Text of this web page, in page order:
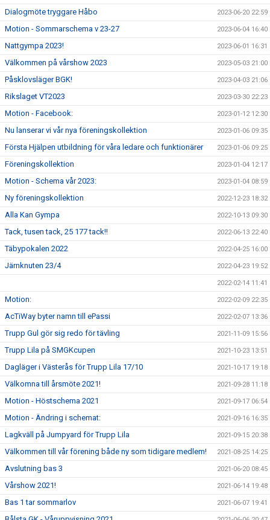
Dialogmöte tryggare Håbo 2023-06-20 22:59
Motion - Sommarschema v 23-27 2023-06-04 16:40
Nattgympa 2023! 2023-06-01 16:31
Välkommen på vårshow 2023 2023-05-03 21:00
Påsklovsläger BGK! 2023-04-03 21:06
Rikslaget VT2023 2023-03-30 22:23
Motion - Facebook: 2023-01-12 12:30
Nu lanserar vi vår nya föreningskollektion 2023-01-06 09:35
Första Hjälpen utbildning för våra ledare och funktionärer 2023-01-06 09:25
Föreningskollektion 2023-01-04 12:17
Motion - Schema vår 2023: 2023-01-04 08:59
Ny föreningskollektion 2022-12-23 18:32
Alla Kan Gympa 2022-10-13 09:30
Tack, tusen tack, 25 177 tack!! 2022-06-13 22:40
Täbypokalen 2022 2022-04-25 16:00
Järnknuten 23/4 2022-04-23 19:52
2022-02-14 11:41
Motion: 2022-02-09 22:35
AcTiWay byter namn till ePassi 2022-02-07 13:36
Trupp Gul gör sig redo för tävling 2021-11-09 15:56
Trupp Lila på SMGKcupen 2021-10-23 13:51
Dagläger i Västerås för Trupp Lila 17/10 2021-10-17 19:18
Välkomna till årsmöte 2021! 2021-09-28 11:18
Motion - Höstschema 2021 2021-09-17 06:54
Motion - Ändring i schemat: 2021-09-16 16:35
Lagkväll på Jumpyard för Trupp Lila 2021-09-15 20:38
Välkommen till vår förening både ny som tidigare medlem! 2021-08-25 14:25
Avslutning bas 3 2021-06-20 08:45
Vårshow 2021! 2021-06-14 19:48
Bas 1 tar sommarlov 2021-06-07 19:41